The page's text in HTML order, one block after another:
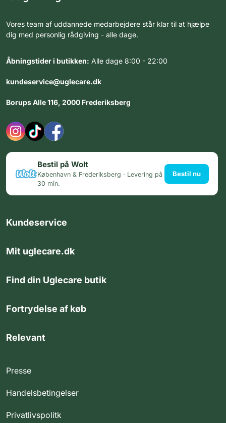
Vores team af uddannede medarbejdere står klar til at hjælpe
dig med personlig rådgiving - alle dage.
Åbningstider i butikken: Alle dage 8:00 - 22:00
kundeservice@uglecare.dk
Borups Alle 116, 2000 Frederiksberg
Bestil på Wolt
København & Frederiksberg · Levering på
30 min.
Bestil nu
Kundeservice
Mit uglecare.dk
Find din Uglecare butik
Fortrydelse af køb
Relevant
Presse
Handelsbetingelser
Privatlivspolitk